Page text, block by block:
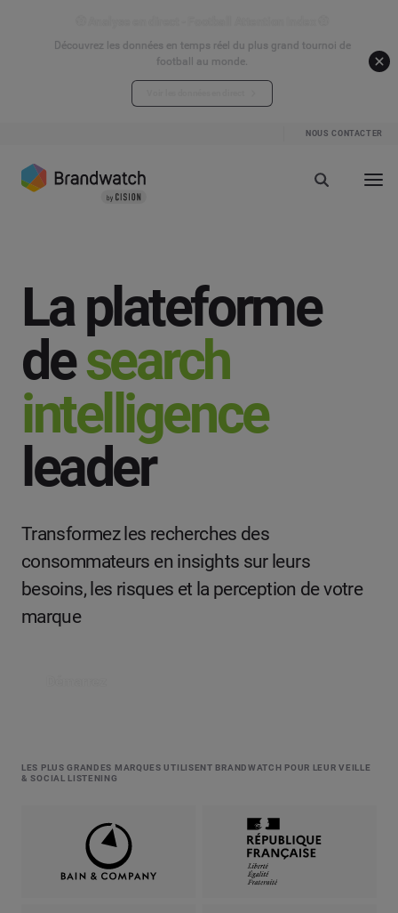
Découvrez les données en temps réel du plus grand tournoi de
football au monde.
NOUS CONTACTER
La plateforme
desearch
intelligence
leader
Transformez les recherches des
consommateurs en insights sur leurs
besoins, les risques et la perception de votre
marque
LES PLUS GRANDES MARQUES UTILISENT BRANDWATCH POUR LEUR VEILLE
& SOCIAL LISTENING